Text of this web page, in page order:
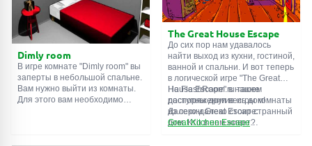
Dimly room
В игре комнате "Dimly room" вы
заперты в небольшой спальне.
Вам нужно выйти из комнаты.
Для этого вам необходимо
The Great House Escape
До сих пор нам удавалось
найти выход из кухни, гостиной,
ванной и спальни. И вот теперь
в логической игре "The Great
House Escape" в нашем
распоряжении весь дом!
Далеко-далеко стоит странный
дом. Кто в нем живет?
На FlashRoom.ru также
доступны другие игры комнаты
из серии Great Escape:
Great Kitchen Escape